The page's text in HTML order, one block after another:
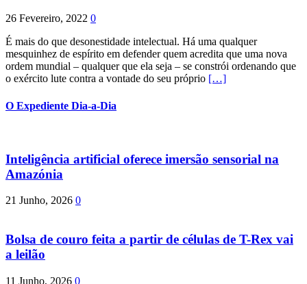
26 Fevereiro, 2022 0
É mais do que desonestidade intelectual. Há uma qualquer
mesquinhez de espírito em defender quem acredita que uma nova
ordem mundial – qualquer que ela seja – se constrói ordenando que
o exército lute contra a vontade do seu próprio […]
O Expediente Dia-a-Dia
Inteligência artificial oferece imersão sensorial na
Amazónia
21 Junho, 2026 0
Bolsa de couro feita a partir de células de T-Rex vai
a leilão
11 Junho, 2026 0